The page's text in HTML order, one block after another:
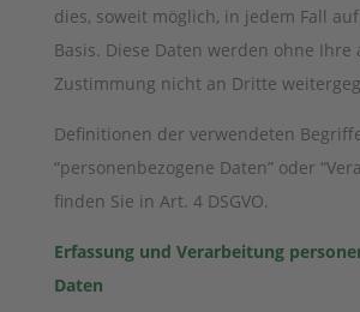
dies, soweit möglich, in jedem Fall
Basis. Diese Daten werden ohne Ihre
Zustimmung nicht an Dritte
Definitionen der verwendeten
“personenbezogene Daten” oder
finden Sie in Art. 4 DSGVO.
Erfassung und Verarbeitung
Daten